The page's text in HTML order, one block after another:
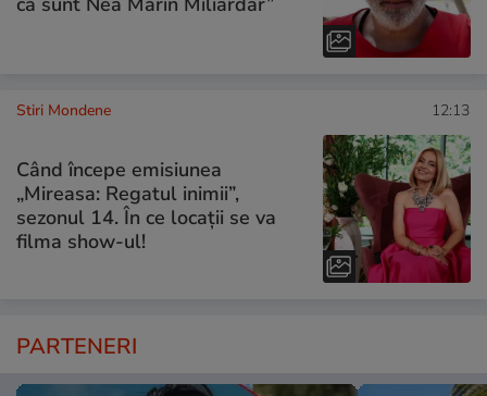
Stiri Mondene 12:13
Când începe emisiunea
„Mireasa: Regatul inimii”,
sezonul 14. În ce locații se va
filma show-ul!
PARTENERI